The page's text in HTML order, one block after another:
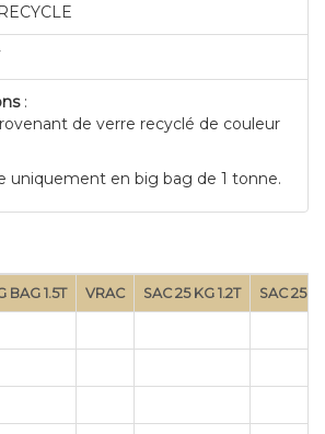
:
de verre recyclé de couleur
uniquement en big bag de 1 tonne.
BAG 1.5T VRAC SAC 25 KG 1.2T SAC 25